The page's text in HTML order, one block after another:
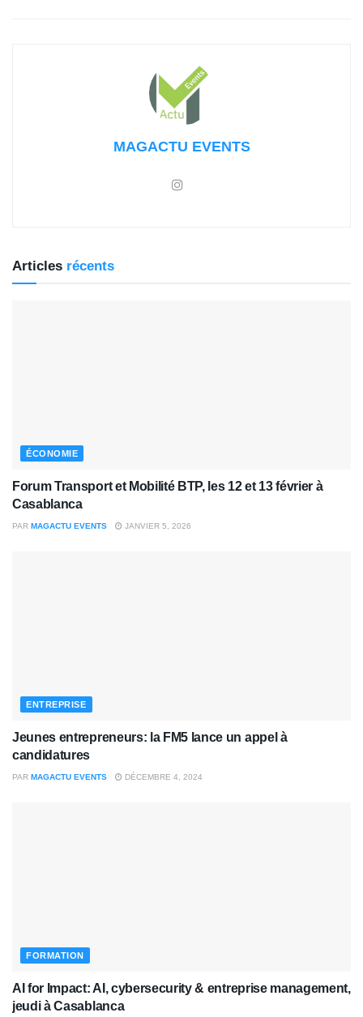
MAGACTU EVENTS
Articles récents
ÉCONOMIE
Forum Transport et Mobilité BTP, les 12 et 13 février à
Casablanca
PAR MAGACTU EVENTS JANVIER 5, 2026
ENTREPRISE
Jeunes entrepreneurs: la FM5 lance un appel à
candidatures
PAR MAGACTU EVENTS DÉCEMBRE 4, 2024
FORMATION
AI for Impact: AI, cybersecurity & entreprise management,
jeudi à Casablanca